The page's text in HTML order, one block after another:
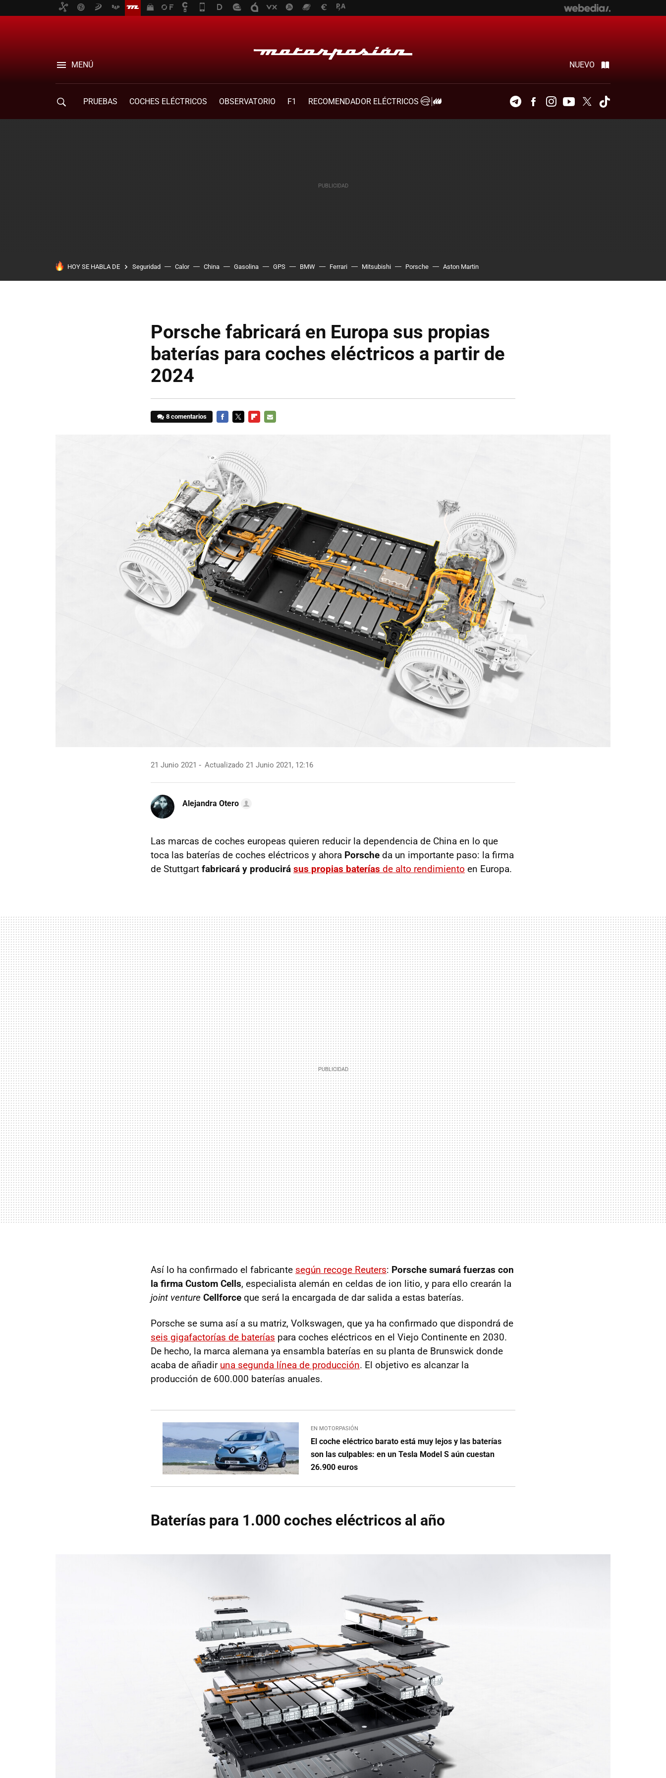
MENÚ NUEVO
PRUEBAS COCHES ELÉCTRICOS OBSERVATORIO F1
RECOMENDADOR ELÉCTRICOS
TelegramFacebookInstagramYoutubeTwitter
HOY SE HABLA DE Seguridad Calor China Gasolina GPS BMW Ferrari Mitsubishi Porsche Aston Martin
Porsche fabricará en Europa sus propias
baterías para coches eléctricos a partir de
2024
8 comentarios
21 Junio 2021 Actualizado 21 Junio 2021, 12:16
Alejandra Otero
Las marcas de coches europeas quieren reducir la dependencia de China en lo que
toca las baterías de coches eléctricos y ahora Porsche da un importante paso: la firma
de Stuttgart fabricará y producirá sus propias baterías de alto rendimiento en Europa.
Así lo ha confirmado el fabricante según recoge Reuters: Porsche sumará fuerzas con
la firma Custom Cells, especialista alemán en celdas de ion litio, y para ello crearán la
joint venture Cellforce que será la encargada de dar salida a estas baterías.
Porsche se suma así a su matriz, Volkswagen, que ya ha confirmado que dispondrá de
seis gigafactorías de baterías para coches eléctricos en el Viejo Continente en 2030.
De hecho, la marca alemana ya ensambla baterías en su planta de Brunswick donde
acaba de añadir una segunda línea de producción. El objetivo es alcanzar la
producción de 600.000 baterías anuales.
EN MOTORPASIÓN
El coche eléctrico barato está muy lejos y las baterías
son las culpables: en un Tesla Model S aún cuestan
26.900 euros
Baterías para 1.000 coches eléctricos al año